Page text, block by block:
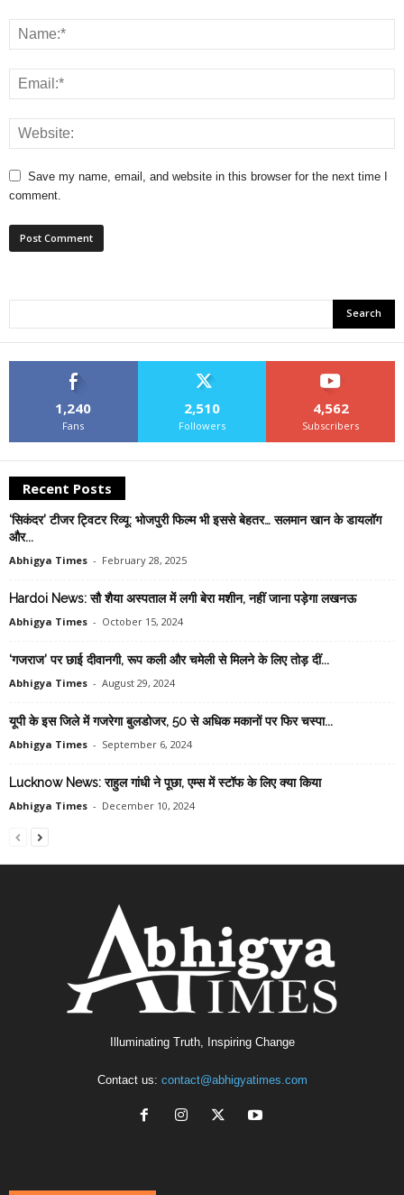
Save my name, email, and website in this browser for the next time I
comment.
1,240
Fans
2,510
Followers
4,562
Subscribers
Recent Posts
‘सिकंदर’ टीजर ट्विटर रिव्यू: भोजपुरी फिल्म भी इससे बेहतर… सलमान खान के डायलॉग
और...
Abhigya Times - February 28, 2025
Hardoi News: सौ शैया अस्पताल में लगी बेरा मशीन, नहीं जाना पड़ेगा लखनऊ
Abhigya Times - October 15, 2024
‘गजराज’ पर छाई दीवानगी, रूप कली और चमेली से मिलने के लिए तोड़ दीं...
Abhigya Times - August 29, 2024
यूपी के इस जिले में गजरेगा बुलडोजर, 50 से अधिक मकानों पर फिर चस्पा...
Abhigya Times - September 6, 2024
Lucknow News: राहुल गांधी ने पूछा, एम्स में स्टॉफ के लिए क्या किया
Abhigya Times - December 10, 2024
Illuminating Truth, Inspiring Change
Contact us: contact@abhigyatimes.com